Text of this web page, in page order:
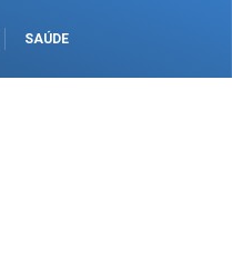
SAÚDE